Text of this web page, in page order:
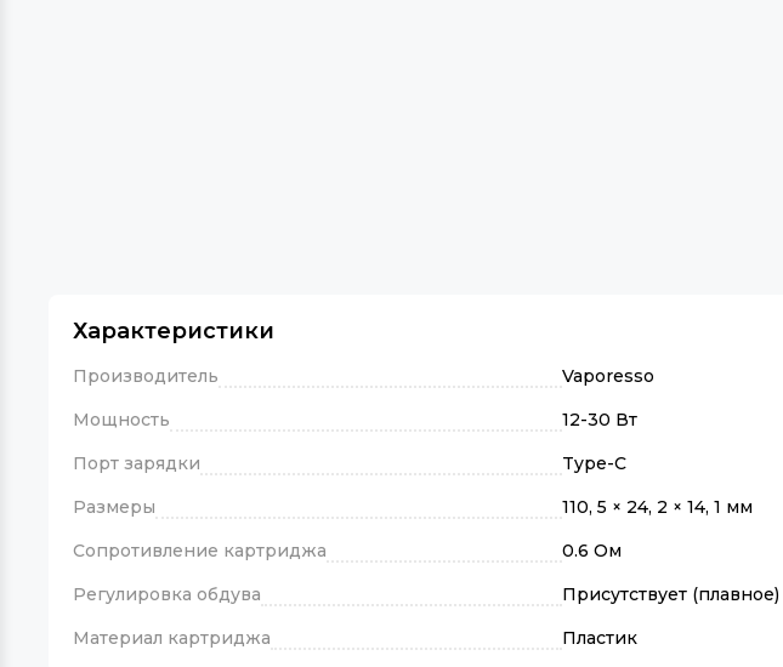
Характеристики
Производитель Vaporesso
Мощность
12-30 Вт
Порт зарядки
Type-C
Размеры
110, 5 × 24, 2 × 14, 1 мм
Сопротивление картриджа
0.6 Ом
Регулировка обдува
Присутствует (плавное)
Материал картриджа
Пластик